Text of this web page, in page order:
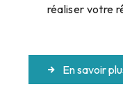
réaliser votre
En savoir